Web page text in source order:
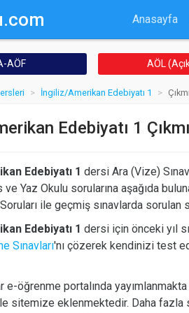
Anasayfa
AÖF AÖL
İngiliz/Amerikan Edebiyatı 1
Edebiyatı 1
Edebiyatı 1 dersi Ara (Vize)
ve Yaz Okulu sorularına aşağıda
Soruları ile geçmiş sınavlarda
Edebiyatı 1 dersi için önceki yıl
Sınavları'nı çözerek kendinizi test
e-öğrenme portalında
sitemize eklenmektedir. Daha